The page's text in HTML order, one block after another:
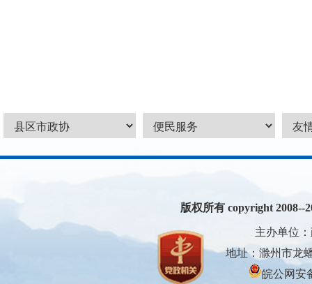
版权所有 copyright 2008--
主办单位
地址：滁州市龙
皖公网安